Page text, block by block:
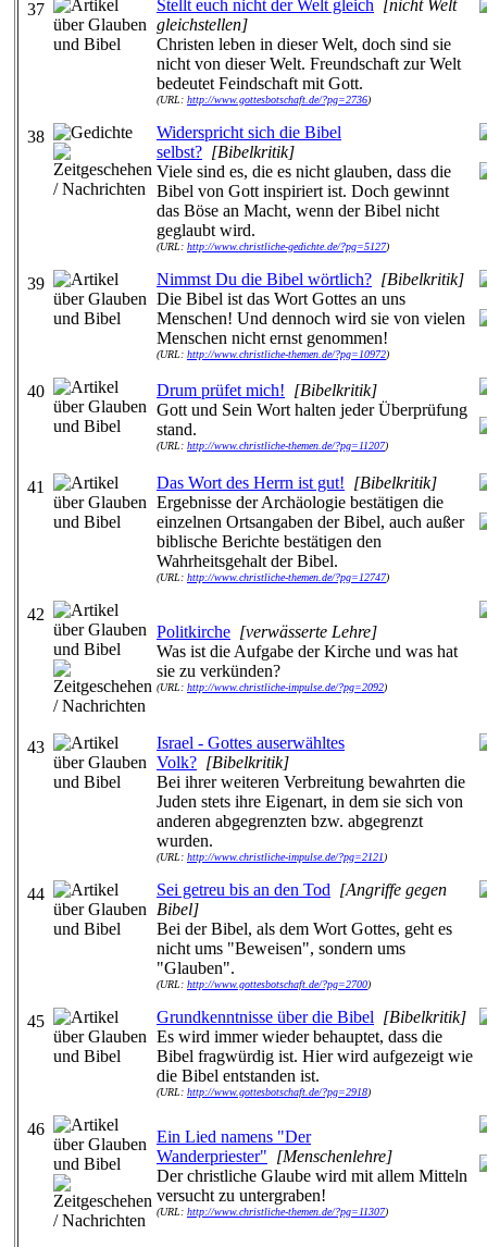
37 Stellt euch nicht der Welt gleich [nicht Welt
gleichstellen]
Christen leben in dieser Welt, doch sind sie
nicht von dieser Welt. Freundschaft zur Welt
bedeutet Feindschaft mit Gott.
(URL: http://www.gottesbotschaft.de/?pg=2736)
38
Widerspricht sich die Bibel
selbst? [Bibelkritik]
Viele sind es, die es nicht glauben, dass die
Bibel von Gott inspiriert ist. Doch gewinnt
das Böse an Macht, wenn der Bibel nicht
geglaubt wird.
(URL: http://www.christliche-gedichte.de/?pg=5127)
39 Nimmst Du die Bibel wörtlich? [Bibelkritik]
Die Bibel ist das Wort Gottes an uns
Menschen! Und dennoch wird sie von vielen
Menschen nicht ernst genommen!
(URL: http://www.christliche-themen.de/?pg=10972)
40 Drum prüfet mich! [Bibelkritik]
Gott und Sein Wort halten jeder Überprüfung
stand.
(URL: http://www.christliche-themen.de/?pg=11207)
41 Das Wort des Herrn ist gut! [Bibelkritik]
Ergebnisse der Archäologie bestätigen die
einzelnen Ortsangaben der Bibel, auch außer
biblische Berichte bestätigen den
Wahrheitsgehalt der Bibel.
(URL: http://www.christliche-themen.de/?pg=12747)
42
Politkirche [verwässerte Lehre]
Was ist die Aufgabe der Kirche und was hat
sie zu verkünden?
(URL: http://www.christliche-impulse.de/?pg=2092)
43
Israel - Gottes auserwähltes
Volk? [Bibelkritik]
Bei ihrer weiteren Verbreitung bewahrten die
Juden stets ihre Eigenart, in dem sie sich von
anderen abgegrenzten bzw. abgegrenzt
wurden.
(URL: http://www.christliche-impulse.de/?pg=2121)
44 Sei getreu bis an den Tod [Angriffe gegen
Bibel]
Bei der Bibel, als dem Wort Gottes, geht es
nicht ums "Beweisen", sondern ums
"Glauben".
(URL: http://www.gottesbotschaft.de/?pg=2700)
45 Grundkenntnisse über die Bibel [Bibelkritik]
Es wird immer wieder behauptet, dass die
Bibel fragwürdig ist. Hier wird aufgezeigt wie
die Bibel entstanden ist.
(URL: http://www.gottesbotschaft.de/?pg=2918)
46
Ein Lied namens "Der
Wanderpriester" [Menschenlehre]
Der christliche Glaube wird mit allem Mitteln
versucht zu untergraben!
(URL: http://www.christliche-themen.de/?pg=11307)